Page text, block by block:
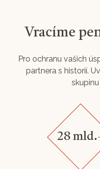
Vracíme
Pro ochranu vašich
partnera s historií.
28